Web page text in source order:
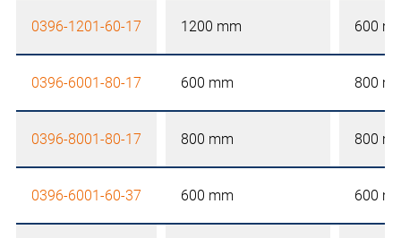
0396-1201-60-17 1200 mm 600
0396-6001-80-17 600 mm 800
0396-8001-80-17 800 mm 800
0396-6001-60-37 600 mm 600